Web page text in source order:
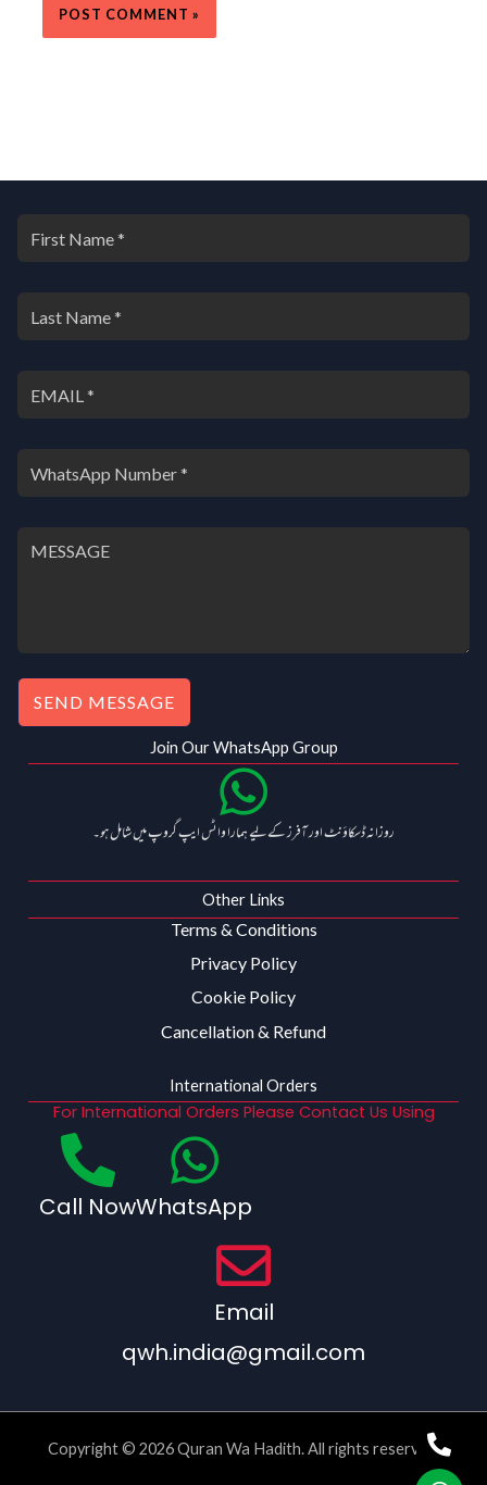
SEND MESSAGE
Join Our WhatsApp Group
روزانہ ڈسکاؤنٹ اور آفرز کے لیے ہمارا واٹس ایپ گروپ میں شامل ہو۔
Other Links
Terms & Conditions
Privacy Policy
Cookie Policy
Cancellation & Refund
International Orders
For International Orders Please Contact Us Using
Call NowWhatsApp
Email
qwh.india@gmail.com
Copyright © 2026 Quran Wa Hadith. All rights reserved.